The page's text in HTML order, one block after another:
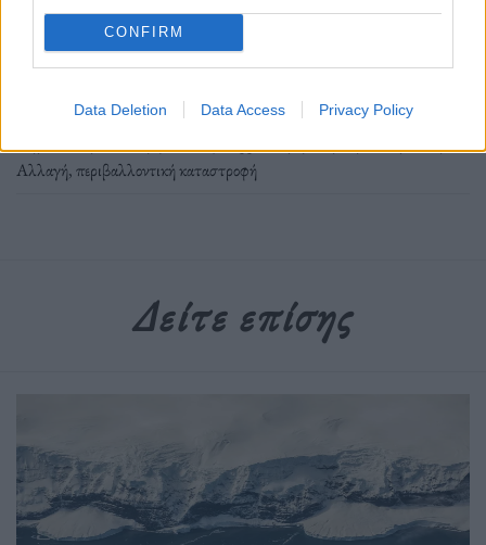
CONFIRM
Data Deletion Data Access Privacy Policy
Διαβάστε περισσότερα
Αλλαγή,περιβαλλοντική καταστροφή
Δείτε επίσης